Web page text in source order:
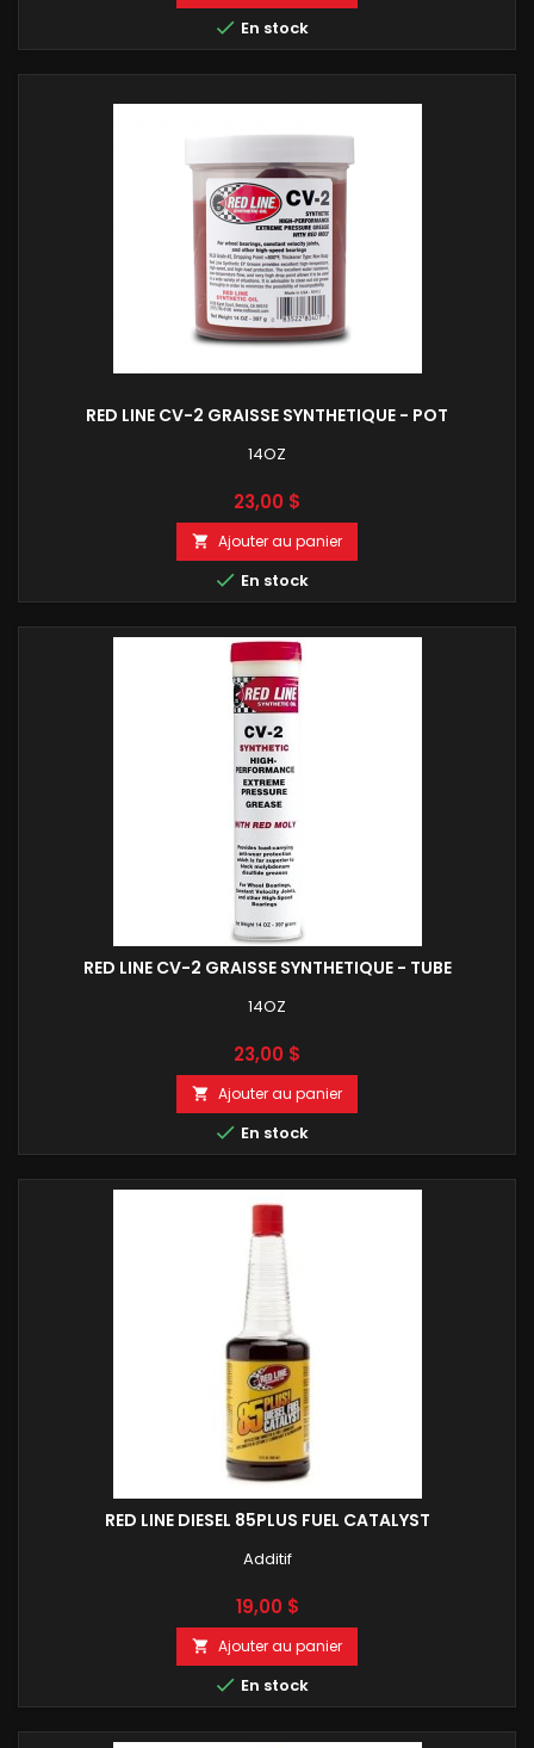
 En stock
RED LINE CV-2 GRAISSE SYNTHETIQUE - POT
14OZ
Prix
23,00 $
 Ajouter au panier
 En stock
RED LINE CV-2 GRAISSE SYNTHETIQUE - TUBE
14OZ
Prix
23,00 $
 Ajouter au panier
 En stock
RED LINE DIESEL 85PLUS FUEL CATALYST
Additif
Prix
19,00 $
 Ajouter au panier
 En stock